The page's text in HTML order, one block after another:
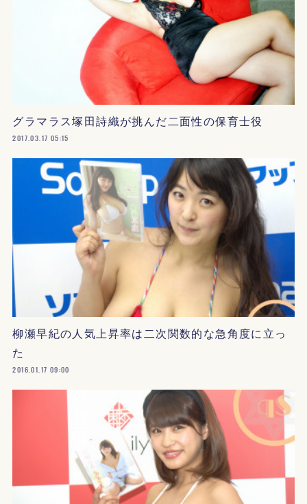
グラマラス塚田詩織が挑んだ二面性の保育士役
2017.03.17 05:15
柳瀬早紀の人気上昇率は二次関数的な急角度に立っ
た
2016.01.17 09:00